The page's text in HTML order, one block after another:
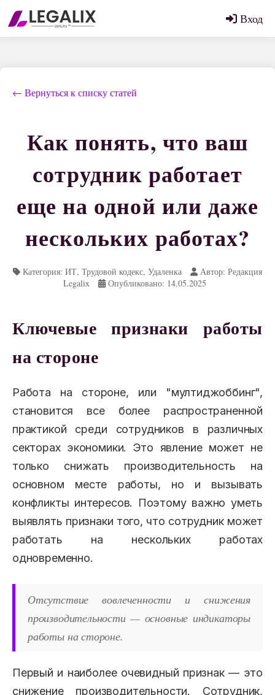
Вход
← Вернуться к списку статей
Как понять, что ваш
сотрудник работает
еще на одной или даже
нескольких работах?
Категория: ИТ, Трудовой кодекс, Удаленка
Автор: Редакция
Legalix
Опубликовано: 14.05.2025
Ключевые признаки работы
на стороне
Работа на стороне, или "мултиджоббинг",
становится все более распространенной
практикой среди сотрудников в различных
секторах экономики. Это явление может не
только снижать производительность на
основном месте работы, но и вызывать
конфликты интересов. Поэтому важно уметь
выявлять признаки того, что сотрудник может
работать на нескольких работах
одновременно.
Отсутствие вовлеченности и снижения
производительности — основные индикаторы
работы на стороне.
Первый и наиболее очевидный признак — это
снижение производительности. Сотрудник,